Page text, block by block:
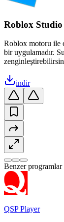
Roblox Studio
Roblox motoru ile
bir uygulamadır.
indir
Benzer programlar
QSP Player